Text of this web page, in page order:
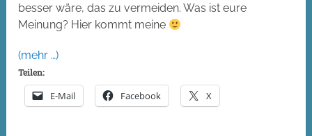
besser wäre, das zu vermeiden. Was ist eure
Meinung? Hier kommt meine
(mehr …)
Teilen:
E-Mail Facebook X